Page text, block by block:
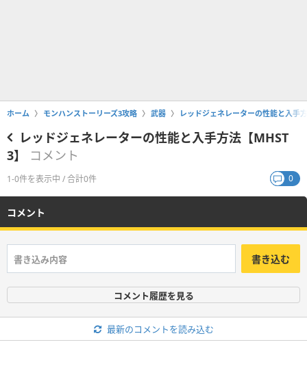
ホーム モンハンストーリーズ3攻略 武器 レッドジェネレーターの性能と入手
レッドジェネレーターの性能と入手方法【MHST
3】
コメント
1-0件を表示中 / 合計0件 0
コメント
書き込む
コメント履歴を見る
最新のコメントを読み込む